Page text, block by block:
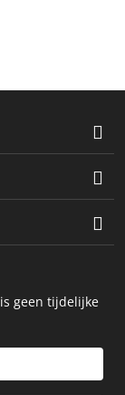
geen tijdelijke